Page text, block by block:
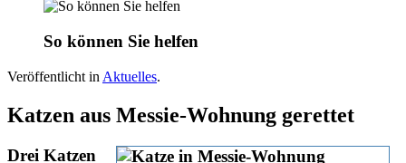
So können Sie helfen
Veröffentlicht in Aktuelles.
Katzen aus Messie-Wohnung gerettet
Drei Katzen